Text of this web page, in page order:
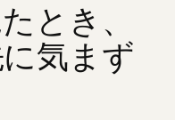
とき、
気まず